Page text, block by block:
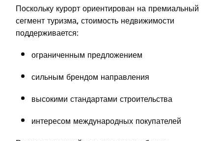
Поскольку курорт ориентирован на премиальный
сегмент туризма, стоимость недвижимости
поддерживается:
ограниченным предложением
сильным брендом направления
высокими стандартами строительства
интересом международных покупателей